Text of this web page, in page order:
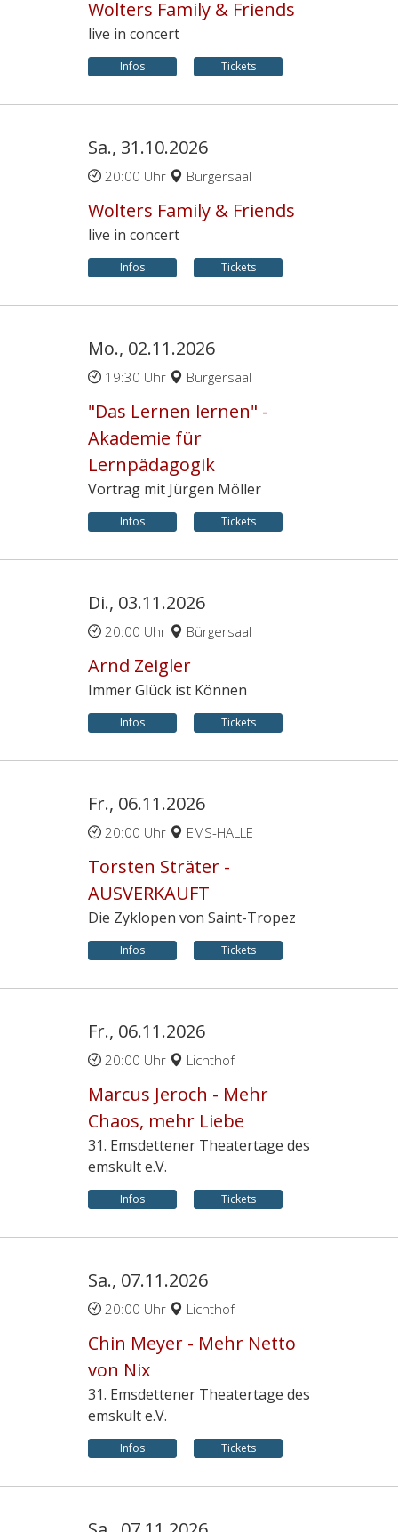
Wolters Family & Friends
live in concert
Infos Tickets
Sa., 31.10.2026
20:00 Uhr Bürgersaal
Wolters Family & Friends
live in concert
Infos Tickets
Mo., 02.11.2026
19:30 Uhr Bürgersaal
"Das Lernen lernen" -
Akademie für
Lernpädagogik
Vortrag mit Jürgen Möller
Infos Tickets
Di., 03.11.2026
20:00 Uhr Bürgersaal
Arnd Zeigler
Immer Glück ist Können
Infos Tickets
Fr., 06.11.2026
20:00 Uhr EMS-HALLE
Torsten Sträter -
AUSVERKAUFT
Die Zyklopen von Saint-Tropez
Infos Tickets
Fr., 06.11.2026
20:00 Uhr Lichthof
Marcus Jeroch - Mehr
Chaos, mehr Liebe
31. Emsdettener Theatertage des
emskult e.V.
Infos Tickets
Sa., 07.11.2026
20:00 Uhr Lichthof
Chin Meyer - Mehr Netto
von Nix
31. Emsdettener Theatertage des
emskult e.V.
Infos Tickets